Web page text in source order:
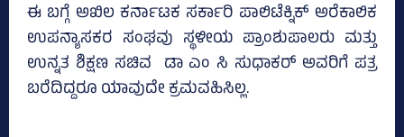
ಈ ಬಗ್ಗೆ ಅಖಿಲ ಕರ್ನಾಟಕ ಸರ್ಕಾರಿ ಪಾಲಿಟೆಕ್ನಿಕ್‌ ಅರೆಕಾಲಿಕ
ಉಪನ್ಯಾಸಕರ ಸಂಘವು ಸ್ಥಳೀಯ ಪ್ರಾಂಶುಪಾಲರು ಮತ್ತು
ಉನ್ನತ ಶಿಕ್ಷಣ ಸಚಿವ ಡಾ ಎಂ ಸಿ ಸುಧಾಕರ್‌ ಅವರಿಗೆ ಪತ್ರ
ಬರೆದಿದ್ದರೂ ಯಾವುದೇ ಕ್ರಮವಹಿಸಿಲ್ಲ.